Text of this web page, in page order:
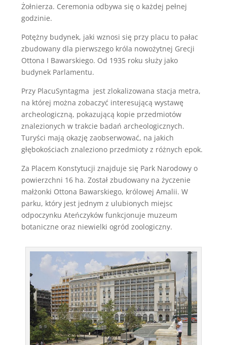
Żołnierza. Ceremonia odbywa się o każdej pełnej
godzinie.
Potężny budynek, jaki wznosi się przy placu to pałac
zbudowany dla pierwszego króla nowożytnej Grecji
Ottona I Bawarskiego. Od 1935 roku służy jako
budynek Parlamentu.
Przy PlacuSyntagma jest zlokalizowana stacja metra,
na której można zobaczyć interesującą wystawę
archeologiczną, pokazującą kopie przedmiotów
znalezionych w trakcie badań archeologicznych.
Turyści mają okazję zaobserwować, na jakich
głębokościach znaleziono przedmioty z różnych epok.
Za Placem Konstytucji znajduje się Park Narodowy o
powierzchni 16 ha. Został zbudowany na życzenie
małżonki Ottona Bawarskiego, królowej Amalii. W
parku, który jest jednym z ulubionych miejsc
odpoczynku Ateńczyków funkcjonuje muzeum
botaniczne oraz niewielki ogród zoologiczny.